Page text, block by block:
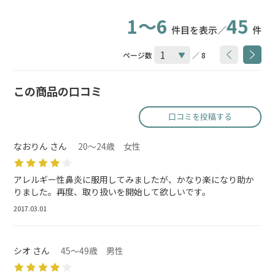
1～6 件目を表示／45 件
ページ数 ／ 8
この商品の口コミ
口コミを投稿する
なおりん さん 20～24歳 女性
アレルギー性鼻炎に服用してみましたが、かなり楽になり助か
りました。再度、取り扱いを開始して欲しいです。
2017.03.01
シオ さん 45～49歳 男性